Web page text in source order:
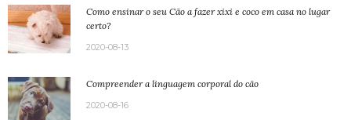
Como ensinar o seu Cão a fazer xixi e coco em casa no lugar
certo?
2020-08-13
Compreender a linguagem corporal do cão
2020-08-16